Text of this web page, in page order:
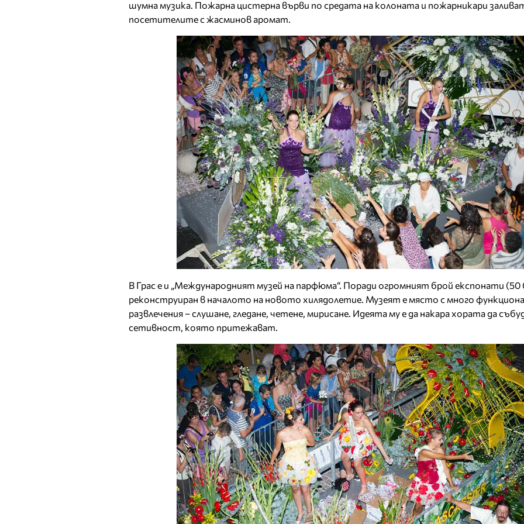
шумна музика. Пожарна цистерна върви по средата на колоната и пожарникари
посетителите с жасминов аромат.
В Грас е и „Международният музей на парфюма“. Поради огромният брой експонати
реконструиран в началото на новото хилядолетие. Музеят е място с много
развлечения – слушане, гледане, четене, мирисане. Идеята му е да накара хората да
сетивност, която притежават.